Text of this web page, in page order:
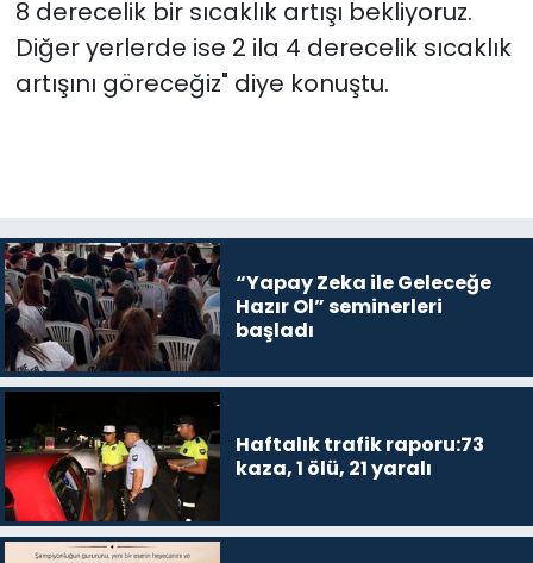
8 derecelik bir sıcaklık artışı bekliyoruz.
Diğer yerlerde ise 2 ila 4 derecelik sıcaklık
artışını göreceğiz" diye konuştu.
“Yapay Zeka ile Geleceğe
Hazır Ol” seminerleri
başladı
Haftalık trafik raporu:73
kaza, 1 ölü, 21 yaralı